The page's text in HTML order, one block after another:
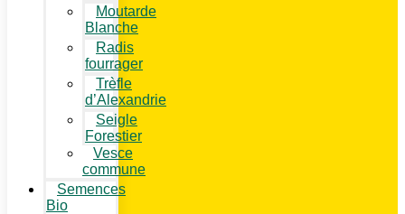
Moutarde
Blanche
Radis
fourrager
Trèfle
d’Alexandrie
Seigle
Forestier
Vesce
commune
Semences
Bio